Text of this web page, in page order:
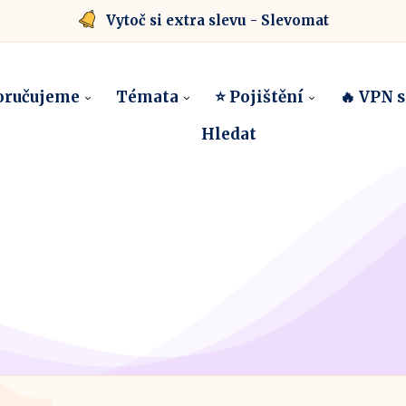
Vytoč si extra slevu - Slevomat
Témata ⭐ Pojištění 🔥 VPN
Hledat